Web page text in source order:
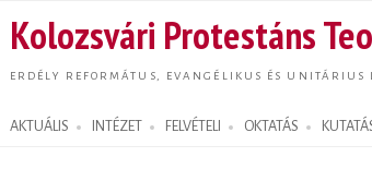
Kolozsvári Protestáns
ERDÉLY REFORMÁTUS, EVANGÉLIKUS ÉS UNITÁRIUS
AKTUÁLIS INTÉZET FELVÉTELI OKTATÁS
Search form